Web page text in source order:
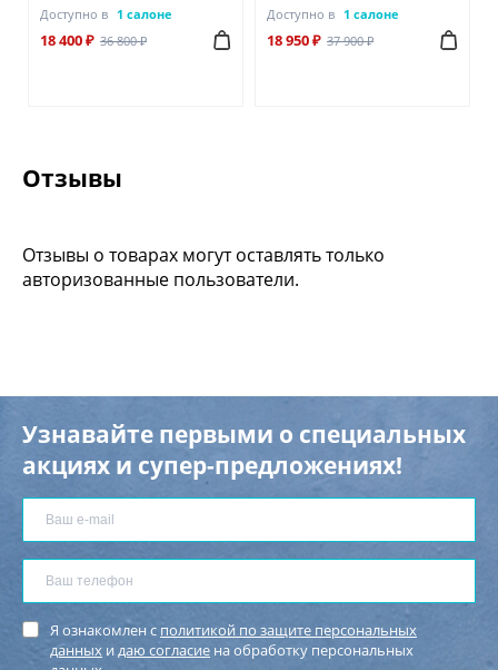
Доступно в 1 салоне
18 400 ₽ 36 800 ₽
Доступно в 1 салоне
18 950 ₽ 37 900 ₽
Отзывы
Отзывы о товарах могут оставлять только
авторизованные пользователи.
Узнавайте первыми о специальных
акциях и супер-предложениях!
Я ознакомлен с политикой по защите персональных
данных идаю согласие на обработку персональных